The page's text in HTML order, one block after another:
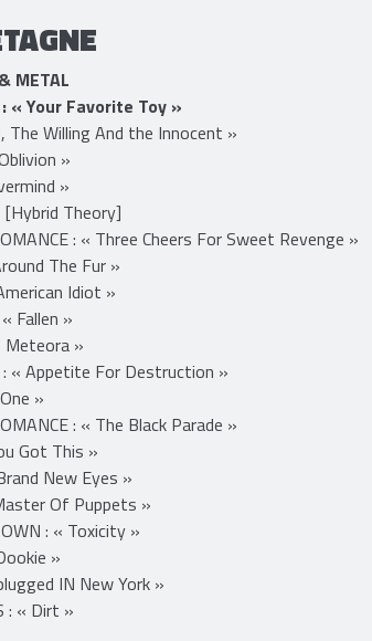
The Fur »
« Your Favorite Toy »
Willing And the Innocent »
»
»
Theory]
: « Three Cheers For Sweet Revenge »
The Fur »
Idiot »
Fallen »
»
« Appetite For Destruction »
»
: « The Black Parade »
Got This »
New Eyes »
Of Puppets »
: « Toxicity »
»